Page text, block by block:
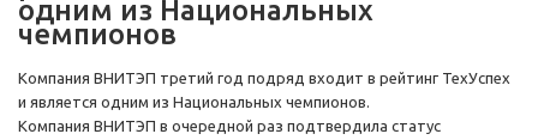
одним из Национальных
чемпионов
Компания ВНИТЭП третий год подряд входит в рейтинг ТехУспех
и является одним из Национальных чемпионов.
Компания ВНИТЭП в очередной раз подтвердила статус